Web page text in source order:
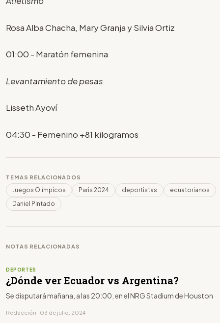
Rosa Alba Chacha, Mary Granja y Silvia Ortiz
01:00 - Maratón femenina
Levantamiento de pesas
Lisseth Ayoví
04:30 - Femenino +81 kilogramos
TEMAS RELACIONADOS
Juegos Olímpicos Paris 2024 deportistas
ecuatorianos
Daniel Pintado
NOTAS RELACIONADAS
DEPORTES
¿Dónde ver Ecuador vs Argentina?
Se disputará mañana, a las 20:00, en el NRG Stadium de Houston
Redacción · 03 de julio, 2024